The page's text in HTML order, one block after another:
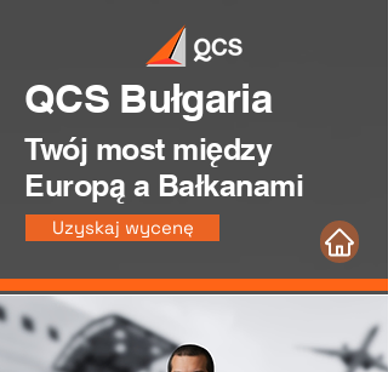
QCS Bułgaria
Twój most między
Europą a Bałkanami
Uzyskaj wycenę